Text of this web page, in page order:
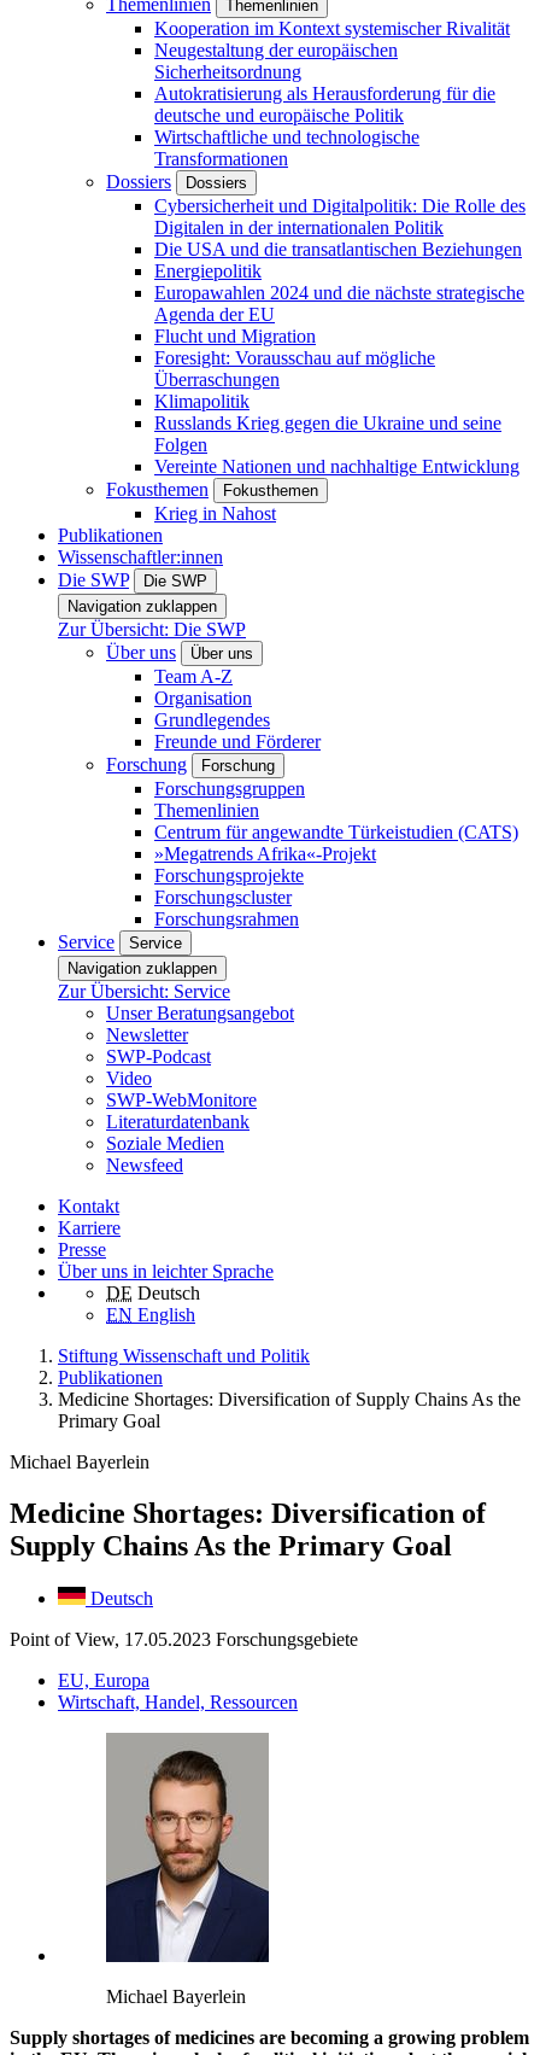
Themenlinien
Themenlinien
Kooperation im Kontext systemischer Rivalität
Neugestaltung der europäischen
Sicherheitsordnung
Autokratisierung als Herausforderung für die
deutsche und europäische Politik
Wirtschaftliche und technologische
Transformationen
Dossiers
Dossiers
Cybersicherheit und Digitalpolitik: Die Rolle des
Digitalen in der internationalen Politik
Die USA und die transatlantischen Beziehungen
Energiepolitik
Europawahlen 2024 und die nächste strategische
Agenda der EU
Flucht und Migration
Foresight: Vorausschau auf mögliche
Überraschungen
Klimapolitik
Russlands Krieg gegen die Ukraine und seine
Folgen
Vereinte Nationen und nachhaltige Entwicklung
Fokusthemen
Fokusthemen
Krieg in Nahost
Publikationen
Wissenschaftler:innen
Die SWP
Die SWP
Navigation zuklappen
Zur Übersicht: Die SWP
Über uns
Über uns
Team A-Z
Organisation
Grundlegendes
Freunde und Förderer
Forschung
Forschung
Forschungsgruppen
Themenlinien
Centrum für angewandte Türkeistudien (CATS)
»Megatrends Afrika«-Projekt
Forschungsprojekte
Forschungscluster
Forschungsrahmen
Service
Service
Navigation zuklappen
Zur Übersicht: Service
Unser Beratungsangebot
Newsletter
SWP-Podcast
Video
SWP-WebMonitore
Literaturdatenbank
Soziale Medien
Newsfeed
Kontakt
Karriere
Presse
Über uns in leichter Sprache
DE Deutsch
EN English
Stiftung Wissenschaft und Politik
Publikationen
Medicine Shortages: Diversification of Supply Chains As the
Primary Goal
Michael Bayerlein
Medicine Shortages: Diversification of
Supply Chains As the Primary Goal
Deutsch
Point of View, 17.05.2023 Forschungsgebiete
EU, Europa
Wirtschaft, Handel, Ressourcen
Michael Bayerlein
Supply shortages of medicines are becoming a growing problem